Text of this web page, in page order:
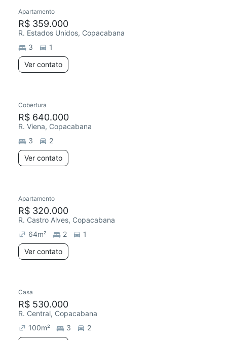
Apartamento
R$ 359.000
R. Estados Unidos, Copacabana
3
1
Ver contato
Cobertura
R$ 640.000
R. Viena, Copacabana
3
2
Ver contato
Apartamento
R$ 320.000
R. Castro Alves, Copacabana
64m² 2
1
Ver contato
Casa
R$ 530.000
R. Central, Copacabana
100m² 3
2